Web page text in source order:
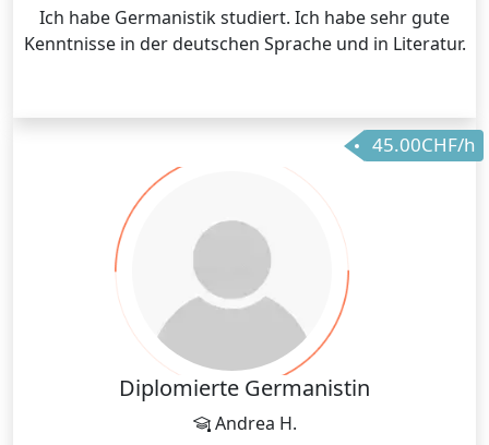
Ich habe Germanistik studiert. Ich habe sehr gute
Kenntnisse in der deutschen Sprache und in Literatur.
45.00CHF/h
Diplomierte Germanistin
Andrea H.